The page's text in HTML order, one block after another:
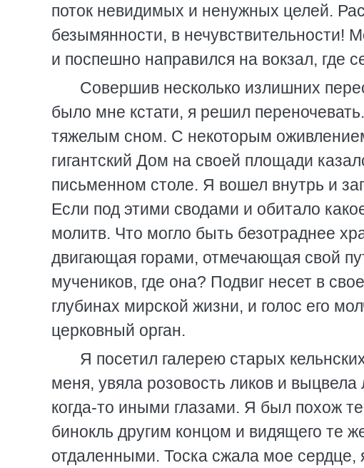
поток невидимых и ненужных целей.
безымянности, в нечувствительности!
и поспешно направился на вокзал, где
Совершив несколько излишних
было мне кстати, я решил
тяжелым сном. С некоторым
гигантский Дом на своей площади
письменном столе. Я вошел внутрь и
Если под этими сводами и обитало
молитв. Что могло быть безотраднее
двигающая горами, отмечающая свой
мучеников, где она? Подвиг несет в
глубинах мирской жизни, и голос его
церковный орган.
Я посетил галерею старых
меня, увяла розовость ликов и
когда-то иными глазами. Я был похож
бинокль другим концом и видящего те
отдаленными. Тоска сжала мое